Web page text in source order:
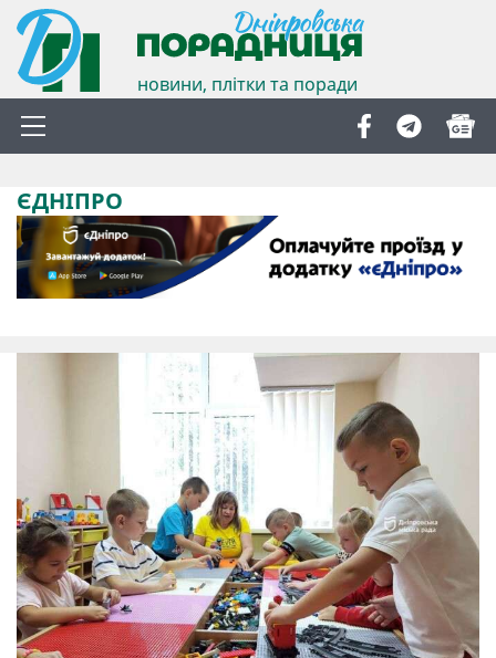
новини, плітки та поради
ЄДНІПРО